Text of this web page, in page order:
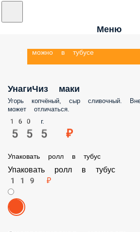
Меню
можно в тубусе
УнагиЧиз маки
Угорь копчёный, сыр сливочный.
может отличаться.
160 г.
555 ₽
Упаковать ролл в тубус
Упаковать ролл в тубус
119 ₽